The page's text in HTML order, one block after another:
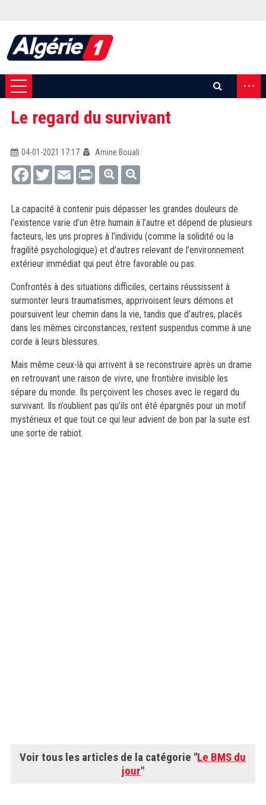
...
Le regard du survivant
04-01-2021 17:17
Amine Bouali
FacebookTwitterEmail Print
La capacité à contenir puis dépasser les grandes douleurs de
l’existence varie d’un être humain à l’autre et dépend de plusieurs
facteurs, les uns propres à l’individu (comme la solidité ou la
fragilité psychologique) et d’autres relevant de l’environnement
extérieur immédiat qui peut être favorable ou pas.
Confrontés à des situations difficiles, certains réussissent à
surmonter leurs traumatismes, apprivoisent leurs démons et
poursuivent leur chemin dans la vie, tandis que d’autres, placés
dans les mêmes circonstances, restent suspendus comme à une
corde à leurs blessures.
Mais même ceux-là qui arrivent à se reconstruire après un drame
en retrouvant une raison de vivre, une frontière invisible les
sépare du monde. Ils perçoivent les choses avec le regard du
survivant. Ils n’oublient pas qu’ils ont été épargnés pour un motif
mystérieux et que tout ce qui leur advient de bon par la suite est
une sorte de rabiot.
Voir tous les articles de la catégorie "Le BMS du
jour"